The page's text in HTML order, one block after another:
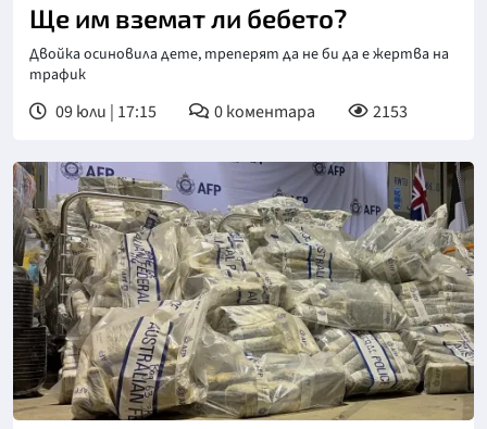
Ще им вземат ли бебето?
Двойка осиновила дете, треперят да не би да е жертва на
трафик
09 юли | 17:15 0коментара 2153